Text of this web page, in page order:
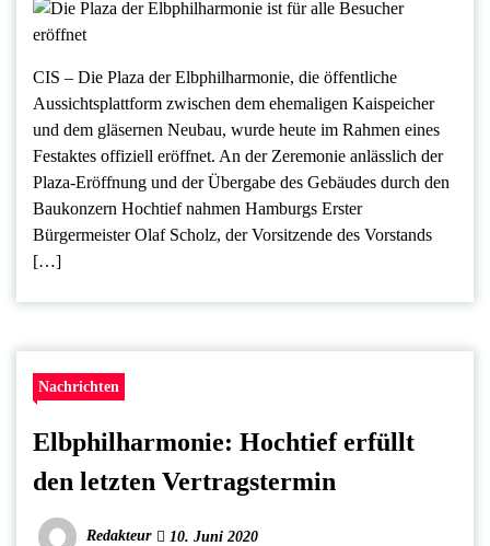
CIS – Die Plaza der Elbphilharmonie, die öffentliche
Aussichtsplattform zwischen dem ehemaligen Kaispeicher
und dem gläsernen Neubau, wurde heute im Rahmen eines
Festaktes offiziell eröffnet. An der Zeremonie anlässlich der
Plaza-Eröffnung und der Übergabe des Gebäudes durch den
Baukonzern Hochtief nahmen Hamburgs Erster
Bürgermeister Olaf Scholz, der Vorsitzende des Vorstands
[…]
Nachrichten
Elbphilharmonie: Hochtief erfüllt
den letzten Vertragstermin
Redakteur 10. Juni 2020